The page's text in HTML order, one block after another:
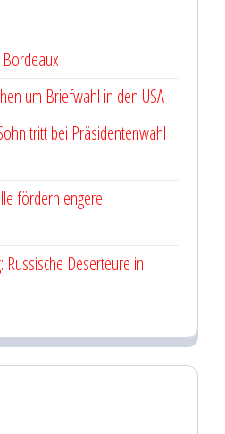
um Briefwahl in den USA
tritt bei Präsidentenwahl
fördern engere
Russische Deserteure in